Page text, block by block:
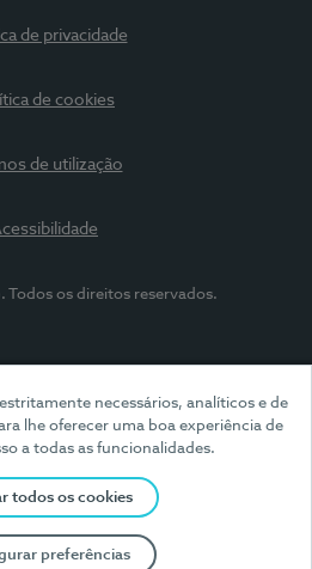
necessários, analíticos e de
lhe oferecer uma boa experiência de
a todas as funcionalidades.
todos os cookies
preferências
de privacidade
de cookies
de utilização
Todos os direitos reservados.